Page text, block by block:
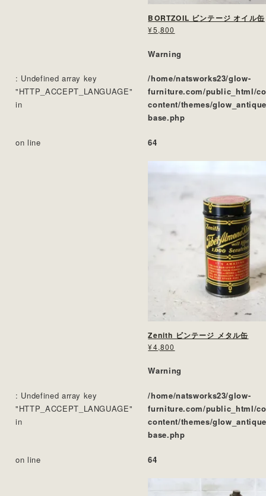
BORTZOIL ビンテージ オイル缶
¥5,800
Warning
: Undefined array key
"HTTP_ACCEPT_LANGUAGE"
in
/home/natsworks23/glow-
furniture.com/public_html/
content/themes/
base.php
on line 64
Zenith ビンテージ メタル缶
¥4,800
Warning
: Undefined array key
"HTTP_ACCEPT_LANGUAGE"
in
/home/natsworks23/glow-
furniture.com/public_html/
content/themes/
base.php
on line 64